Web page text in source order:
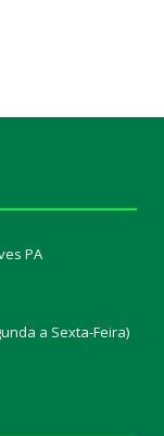
PA
a Sexta-Feira)